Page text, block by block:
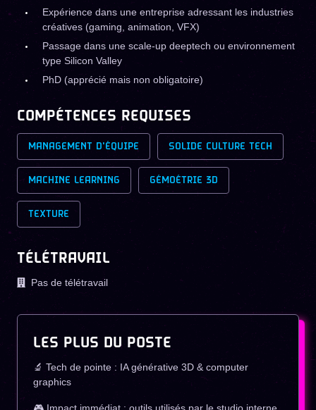
Expérience dans une entreprise adressant les industries
créatives (gaming, animation, VFX)
Passage dans une scale-up deeptech ou environnement
type Silicon Valley
PhD (apprécié mais non obligatoire)
COMPÉTENCES REQUISES
MANAGEMENT D'ÉQUIPE SOLIDE CULTURE TECH
MACHINE LEARNING GÉMOÉTRIE 3D
TEXTURE
TÉLÉTRAVAIL
Pas de télétravail
LES PLUS DU POSTE
🔬 Tech de pointe : IA générative 3D & computer
graphics